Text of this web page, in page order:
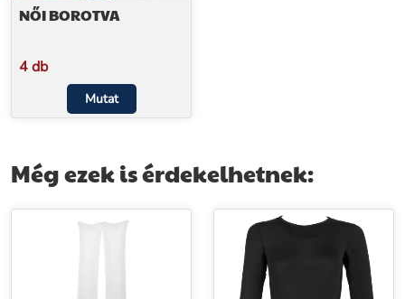
NŐI BOROTVA
4 db
Mutat
Még ezek is érdekelhetnek: